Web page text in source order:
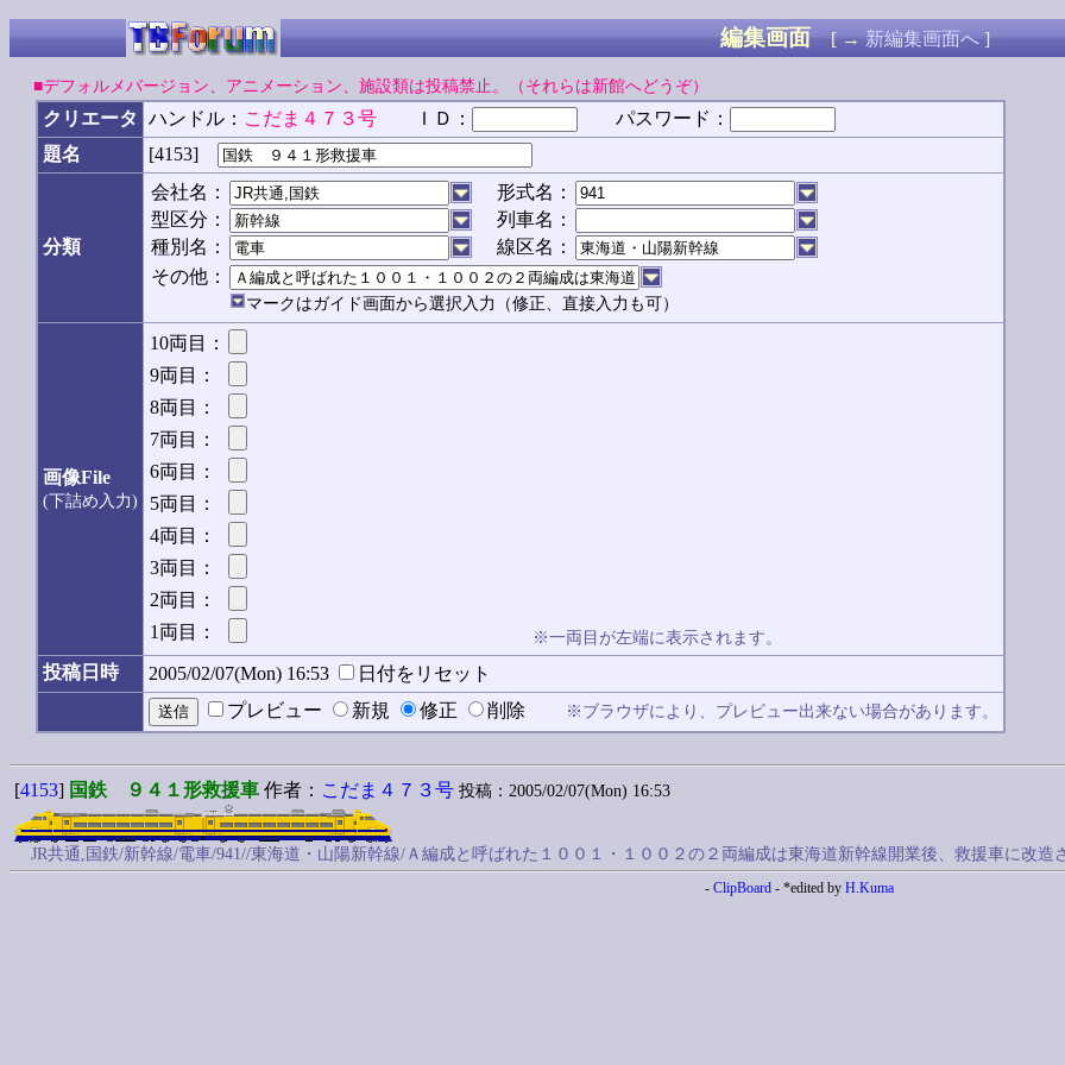
編集画面 [ →新編集画面へ]
■デフォルメバージョン、アニメーション、施設類は投稿禁止。（それらは新館へどうぞ）
クリエータ ハンドル： こだま４７３号 ＩＤ：
パスワード：
題名
[4153]
分類
会社名：
型区分：
種別名：
形式名：
列車名：
線区名：
その他：
マークはガイド画面から選択入力（修正、直接入力も可）
画像File
(下詰め入力)
10両目：
9両目：
8両目：
7両目：
6両目：
5両目：
4両目：
3両目：
2両目：
1両目：
※一両目が左端に表示されます。
投稿日時 2005/02/07(Mon) 16:53
日付をリセット
プレビュー
新規 修正 削除 ※ブラウザにより、プレビュー出来ない場合があります。
[4153] 国鉄 ９４１形救援車 作者： こだま４７３号 投稿：2005/02/07(Mon) 16:53
JR共通,国鉄/新幹線/電車/941//東海道・山陽新幹線/Ａ編成と呼ばれた１００１・１００２の２両編成は東海道新幹線開業後、救援車に改
- ClipBoard- *edited by H.Kuma